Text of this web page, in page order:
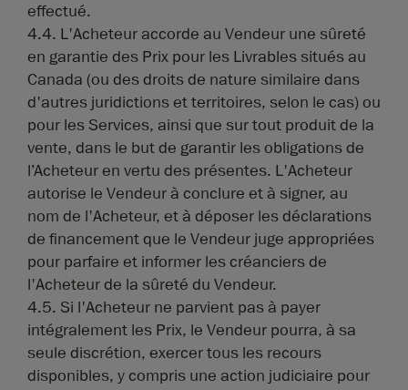
effectué.
4.4. L'Acheteur accorde au Vendeur une sûreté
en garantie des Prix pour les Livrables situés au
Canada (ou des droits de nature similaire dans
d'autres juridictions et territoires, selon le cas) ou
pour les Services, ainsi que sur tout produit de la
vente, dans le but de garantir les obligations de
l’Acheteur en vertu des présentes. L'Acheteur
autorise le Vendeur à conclure et à signer, au
nom de l'Acheteur, et à déposer les déclarations
de financement que le Vendeur juge appropriées
pour parfaire et informer les créanciers de
l'Acheteur de la sûreté du Vendeur.
4.5. Si l'Acheteur ne parvient pas à payer
intégralement les Prix, le Vendeur pourra, à sa
seule discrétion, exercer tous les recours
disponibles, y compris une action judiciaire pour